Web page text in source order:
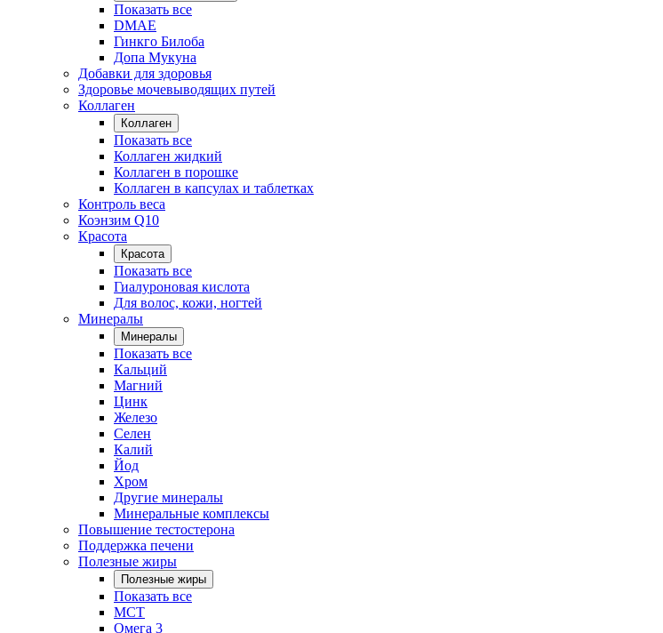
Показать все
DMAE
Гинкго Билоба
Допа Мукуна
Добавки для здоровья
Здоровье мочевыводящих путей
Коллаген
Коллаген
Показать все
Коллаген жидкий
Коллаген в порошке
Коллаген в капсулах и таблетках
Контроль веса
Коэнзим Q10
Красота
Красота
Показать все
Гиалуроновая кислота
Для волос, кожи, ногтей
Минералы
Минералы
Показать все
Кальций
Магний
Цинк
Железо
Селен
Калий
Йод
Хром
Другие минералы
Минеральные комплексы
Повышение тестостерона
Поддержка печени
Полезные жиры
Полезные жиры
Показать все
MCT
Омега 3